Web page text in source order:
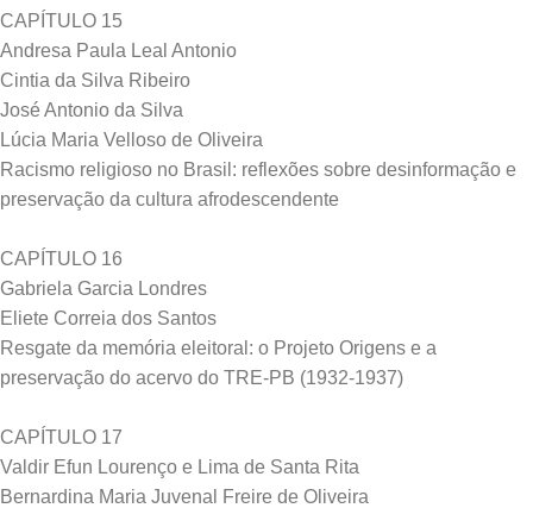
CAPÍTULO 15
Andresa Paula Leal Antonio
Cintia da Silva Ribeiro
José Antonio da Silva
Lúcia Maria Velloso de Oliveira
Racismo religioso no Brasil: reflexões sobre desinformação e
preservação da cultura afrodescendente
CAPÍTULO 16
Gabriela Garcia Londres
Eliete Correia dos Santos
Resgate da memória eleitoral: o Projeto Origens e a
preservação do acervo do TRE-PB (1932-1937)
CAPÍTULO 17
Valdir Efun Lourenço e Lima de Santa Rita
Bernardina Maria Juvenal Freire de Oliveira